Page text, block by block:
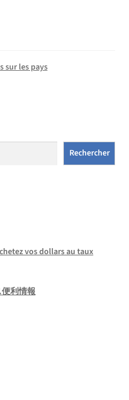
sur les pays
Rechercher
vos dollars au taux
便利情報